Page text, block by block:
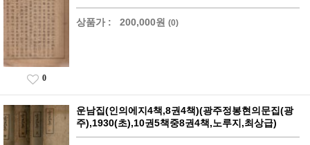
상품가 : 200,000원 (0)
0
운남집(인의에지4책,8권4책)(광주정봉현의문집(광
주),1930(초),10권5책중8권4책,노루지,최상급)